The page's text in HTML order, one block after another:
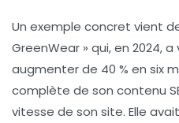
Un exemple concret vient
GreenWear » qui, en 2024,
augmenter de 40 % en six
complète de son contenu
vitesse de son site. Elle